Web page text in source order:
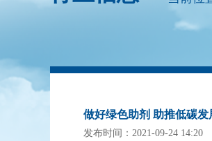
做好绿色助剂 助推低碳
发布时间：2021-09-24